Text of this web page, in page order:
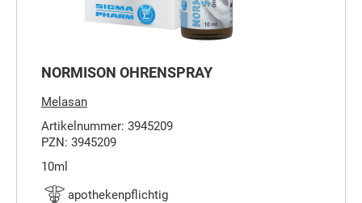
NORMISON OHRENSPRAY
Melasan
Artikelnummer: 3945209
PZN: 3945209
10ml
apothekenpflichtig